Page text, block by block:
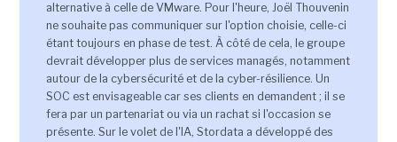
alternative à celle de VMware. Pour l'heure, Joël Thouvenin
ne souhaite pas communiquer sur l'option choisie, celle-ci
étant toujours en phase de test. À côté de cela, le groupe
devrait développer plus de services managés, notamment
autour de la cybersécurité et de la cyber-résilience. Un
SOC est envisageable car ses clients en demandent ; il se
fera par un partenariat ou via un rachat si l'occasion se
présente. Sur le volet de l'IA, Stordata a développé des